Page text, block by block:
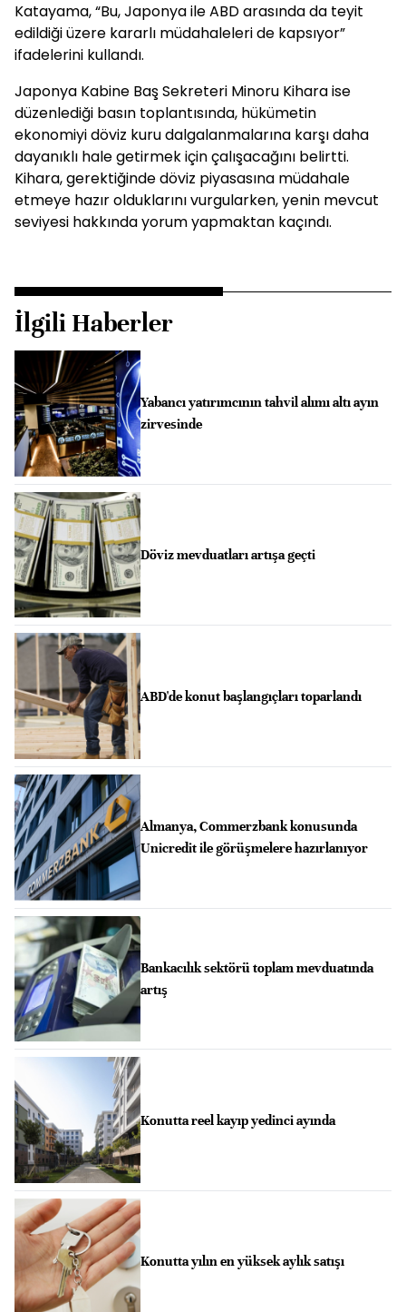
Katayama, “Bu, Japonya ile ABD arasında da teyit
edildiği üzere kararlı müdahaleleri de kapsıyor”
ifadelerini kullandı.
Japonya Kabine Baş Sekreteri Minoru Kihara ise
düzenlediği basın toplantısında, hükümetin
ekonomiyi döviz kuru dalgalanmalarına karşı daha
dayanıklı hale getirmek için çalışacağını belirtti.
Kihara, gerektiğinde döviz piyasasına müdahale
etmeye hazır olduklarını vurgularken, yenin mevcut
seviyesi hakkında yorum yapmaktan kaçındı.
İlgili Haberler
Yabancı yatırımcının tahvil alımı altı ayın
zirvesinde
Döviz mevduatları artışa geçti
ABD'de konut başlangıçları toparlandı
Almanya, Commerzbank konusunda
Unicredit ile görüşmelere hazırlanıyor
Bankacılık sektörü toplam mevduatında
artış
Konutta reel kayıp yedinci ayında
Konutta yılın en yüksek aylık satışı